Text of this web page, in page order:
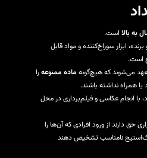
است.
ابزار سوراخ‌کننده و مواد قابل
است.
می‌شوند که هیچ‌گونه ماده ممنوعهرا
یا همراه نداشته باشند.
با انجام عکاسی و فیلم‌برداری در محل
حق دارند از ورود افرادی که آن‌ها را
نامناسب تشخیص دهند